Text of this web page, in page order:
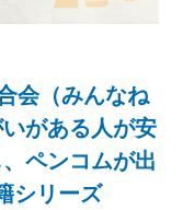
会（みんなね
がある人が安
ペンコムが出
シリーズ